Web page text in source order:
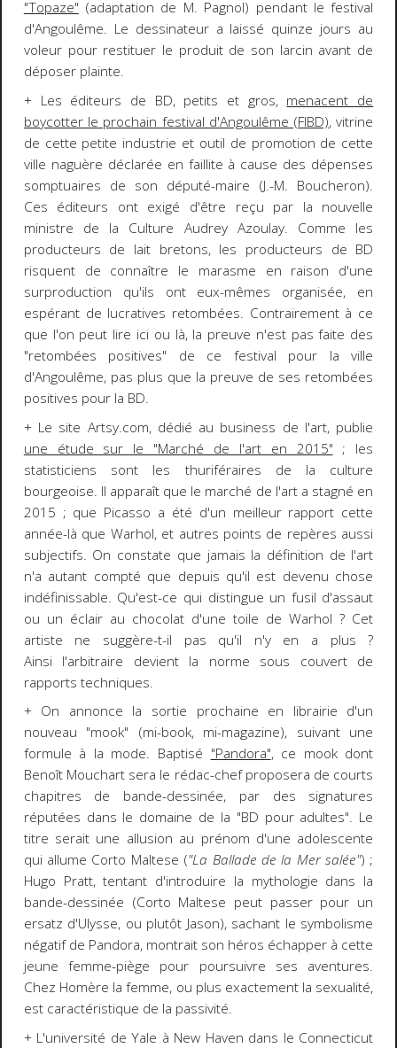
"Topaze" (adaptation de M. Pagnol) pendant le festival
d'Angoulême. Le dessinateur a laissé quinze jours au
voleur pour restituer le produit de son larcin avant de
déposer plainte.
+ Les éditeurs de BD, petits et gros, menacent de
boycotter le prochain festival d'Angoulême (FIBD), vitrine
de cette petite industrie et outil de promotion de cette
ville naguère déclarée en faillite à cause des dépenses
somptuaires de son député-maire (J.-M. Boucheron).
Ces éditeurs ont exigé d'être reçu par la nouvelle
ministre de la Culture Audrey Azoulay. Comme les
producteurs de lait bretons, les producteurs de BD
risquent de connaître le marasme en raison d'une
surproduction qu'ils ont eux-mêmes organisée, en
espérant de lucratives retombées. Contrairement à ce
que l'on peut lire ici ou là, la preuve n'est pas faite des
"retombées positives" de ce festival pour la ville
d'Angoulême, pas plus que la preuve de ses retombées
positives pour la BD.
+ Le site Artsy.com, dédié au business de l'art, publie
une étude sur le "Marché de l'art en 2015" ; les
statisticiens sont les thuriféraires de la culture
bourgeoise. Il apparaît que le marché de l'art a stagné en
2015 ; que Picasso a été d'un meilleur rapport cette
année-là que Warhol, et autres points de repères aussi
subjectifs. On constate que jamais la définition de l'art
n'a autant compté que depuis qu'il est devenu chose
indéfinissable. Qu'est-ce qui distingue un fusil d'assaut
ou un éclair au chocolat d'une toile de Warhol ? Cet
artiste ne suggère-t-il pas qu'il n'y en a plus ?
Ainsi l'arbitraire devient la norme sous couvert de
rapports techniques.
+ On annonce la sortie prochaine en librairie d'un
nouveau "mook" (mi-book, mi-magazine), suivant une
formule à la mode. Baptisé "Pandora", ce mook dont
Benoît Mouchart sera le rédac-chef proposera de courts
chapitres de bande-dessinée, par des signatures
réputées dans le domaine de la "BD pour adultes". Le
titre serait une allusion au prénom d'une adolescente
qui allume Corto Maltese ("La Ballade de la Mer salée") ;
Hugo Pratt, tentant d'introduire la mythologie dans la
bande-dessinée (Corto Maltese peut passer pour un
ersatz d'Ulysse, ou plutôt Jason), sachant le symbolisme
négatif de Pandora, montrait son héros échapper à cette
jeune femme-piège pour poursuivre ses aventures.
Chez Homère la femme, ou plus exactement la sexualité,
est caractéristique de la passivité.
+ L'université de Yale à New Haven dans le Connecticut